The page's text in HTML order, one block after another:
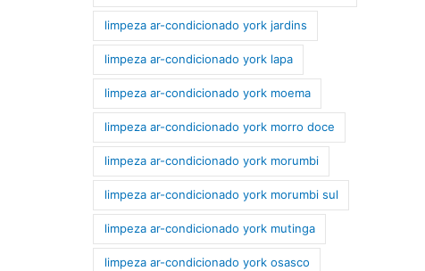
limpeza ar-condicionado york jardins
limpeza ar-condicionado york lapa
limpeza ar-condicionado york moema
limpeza ar-condicionado york morro doce
limpeza ar-condicionado york morumbi
limpeza ar-condicionado york morumbi sul
limpeza ar-condicionado york mutinga
limpeza ar-condicionado york osasco